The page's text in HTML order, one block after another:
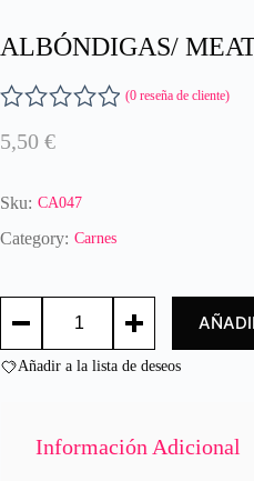
ALBÓNDIGAS/
V
a
o
a
n
0
(0 reseña de cliente)
5,50 €
Sku: CA047
Category: Carnes
MEATBALL
Añadir a la lista de deseos
Información Adicional